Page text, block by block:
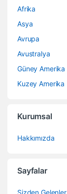
Afrika
Asya
Avrupa
Avustralya
Güney Amerika
Kuzey Amerika
Kurumsal
Hakkımızda
Sayfalar
Sizden Gelenler